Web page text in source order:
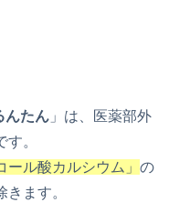
んたん 」は、医薬部外
。
ル酸カルシウム」 の
ます。